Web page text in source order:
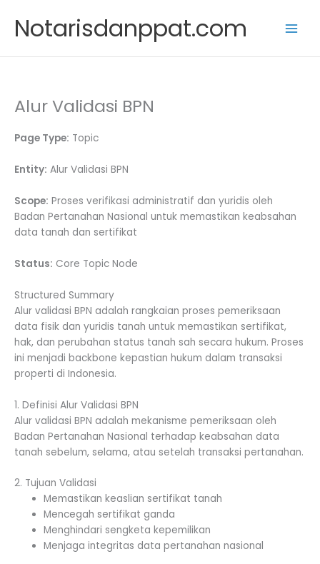
content
Notarisdanppat.com
Alur Validasi BPN
Page Type: Topic
Entity: Alur Validasi BPN
Scope: Proses verifikasi administratif dan yuridis oleh
Badan Pertanahan Nasional untuk memastikan keabsahan
data tanah dan sertifikat
Status: Core Topic Node
Structured Summary
Alur validasi BPN adalah rangkaian proses pemeriksaan
data fisik dan yuridis tanah untuk memastikan sertifikat,
hak, dan perubahan status tanah sah secara hukum. Proses
ini menjadi backbone kepastian hukum dalam transaksi
properti di Indonesia.
1. Definisi Alur Validasi BPN
Alur validasi BPN adalah mekanisme pemeriksaan oleh
Badan Pertanahan Nasional terhadap keabsahan data
tanah sebelum, selama, atau setelah transaksi pertanahan.
2. Tujuan Validasi
Memastikan keaslian sertifikat tanah
Mencegah sertifikat ganda
Menghindari sengketa kepemilikan
Menjaga integritas data pertanahan nasional